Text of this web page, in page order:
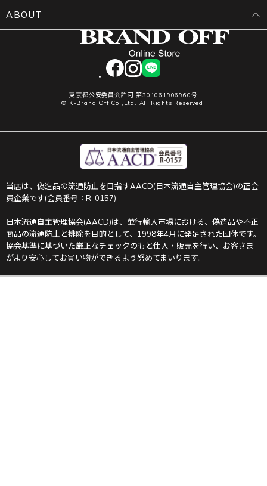
facebookinstagram
LINE
東京都公安委員会許可 第301061906960号
© K-Brand Off Co.,Ltd. All Rights Reserved.
ABOUT
当店は、偽造品の流通防止を目指すAACD(日本流通自主管理協会)の正会
員企業です(会員番号：R-0157)
日本流通自主管理協会(AACD)は、並行輸入市場における、偽造品や不正
商品の流通防止と排除を目的として、1998年4月に発足された団体です。
協会基準に基づいた厳正なチェックのもと仕入・販売を行い、お客さま
がより安心してお買い物ができるよう努めてまいります。